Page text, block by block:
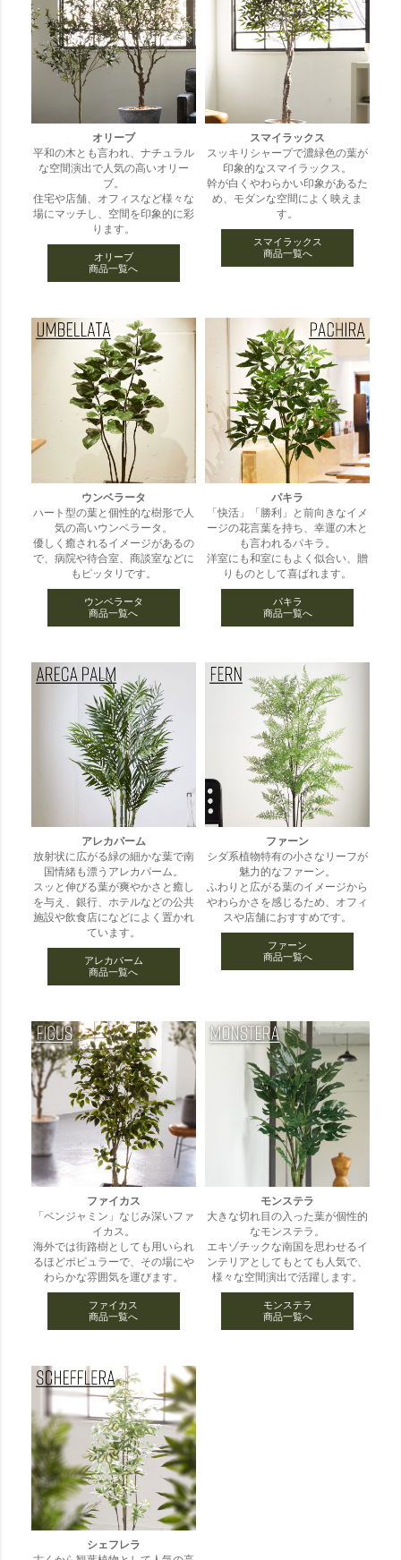
オリーブ
平和の木とも言われ、ナチュラル
な空間演出で人気の高いオリー
ブ。
住宅や店舗、オフィスなど様々な
場にマッチし、空間を印象的に彩
ります。
オリーブ
商品一覧へ
スマイラックス
スッキリシャープで濃緑色の葉が
印象的なスマイラックス。
幹が白くやわらかい印象があるた
め、モダンな空間によく映えま
す。
スマイラックス
商品一覧へ
ウンベラータ
ハート型の葉と個性的な樹形で人
気の高いウンベラータ。
優しく癒されるイメージがあるの
で、病院や待合室、商談室などに
もピッタリです。
ウンベラータ
商品一覧へ
パキラ
「快活」「勝利」と前向きなイメ
ージの花言葉を持ち、幸運の木と
も言われるパキラ。
洋室にも和室にもよく似合い、贈
りものとして喜ばれます。
パキラ
商品一覧へ
アレカパーム
放射状に広がる緑の細かな葉で南
国情緒も漂うアレカパーム。
スッと伸びる葉が爽やかさと癒し
を与え、銀行、ホテルなどの公共
施設や飲食店になどによく置かれ
ています。
アレカパーム
商品一覧へ
ファーン
シダ系植物特有の小さなリーフが
魅力的なファーン。
ふわりと広がる葉のイメージから
やわらかさを感じるため、オフィ
スや店舗におすすめです。
ファーン
商品一覧へ
ファイカス
「ベンジャミン」なじみ深いファ
イカス。
海外では街路樹としても用いられ
るほどポピュラーで、その場にや
わらかな雰囲気を運びます。
ファイカス
商品一覧へ
モンステラ
大きな切れ目の入った葉が個性的
なモンステラ。
エキゾチックな南国を思わせるイ
ンテリアとしてもとても人気で、
様々な空間演出で活躍します。
モンステラ
商品一覧へ
シェフレラ